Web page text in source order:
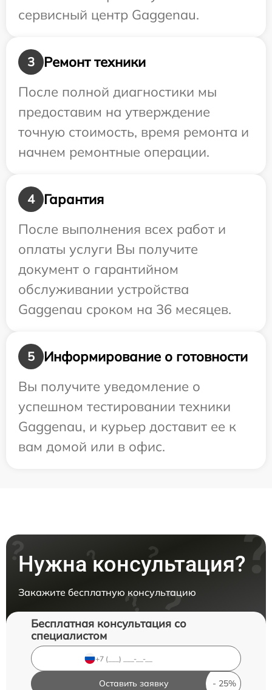
сервисный центр Gaggenau.
3
Ремонт техники
После полной диагностики мы
предоставим на утверждение
точную стоимость, время ремонта и
начнем ремонтные операции.
4
Гарантия
После выполнения всех работ и
оплаты услуги Вы получите
документ о гарантийном
обслуживании устройства
Gaggenau сроком на 36 месяцев.
5
Информирование о готовности
Вы получите уведомление о
успешном тестировании техники
Gaggenau, и курьер доставит ее к
вам домой или в офис.
Нужна консультация?
Закажите бесплатную консультацию
Бесплатная консультация со
специалистом
Оставить заявку